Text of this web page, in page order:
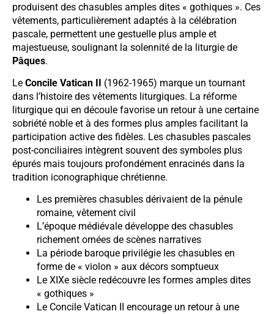
produisent des chasubles amples dites « gothiques ». Ces
vêtements, particulièrement adaptés à la célébration
pascale, permettent une gestuelle plus ample et
majestueuse, soulignant la solennité de la liturgie de
Pâques.
Le Concile Vatican II (1962-1965) marque un tournant
dans l’histoire des vêtements liturgiques. La réforme
liturgique qui en découle favorise un retour à une certaine
sobriété noble et à des formes plus amples facilitant la
participation active des fidèles. Les chasubles pascales
post-conciliaires intègrent souvent des symboles plus
épurés mais toujours profondément enracinés dans la
tradition iconographique chrétienne.
Les premières chasubles dérivaient de la pénule
romaine, vêtement civil
L’époque médiévale développe des chasubles
richement ornées de scènes narratives
La période baroque privilégie les chasubles en
forme de « violon » aux décors somptueux
Le XIXe siècle redécouvre les formes amples dites
« gothiques »
Le Concile Vatican II encourage un retour à une